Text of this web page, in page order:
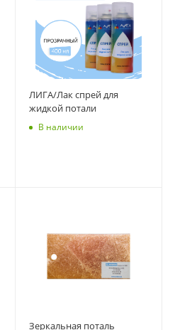
ЛИГА/Лак спрей для
жидкой потали
В наличии
Зеркальная поталь